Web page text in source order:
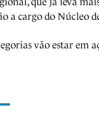
a cargo do Núcleo
vão estar em